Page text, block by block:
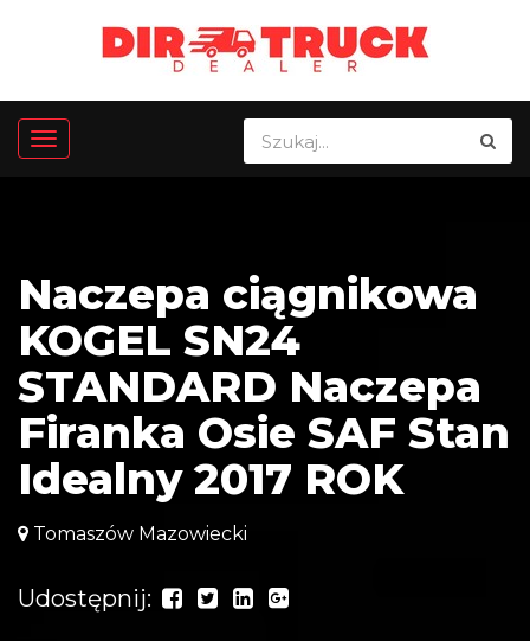
Naczepa ciągnikowa
KOGEL SN24
STANDARD Naczepa
Firanka Osie SAF Stan
Idealny 2017 ROK
Tomaszów Mazowiecki
Udostępnij: